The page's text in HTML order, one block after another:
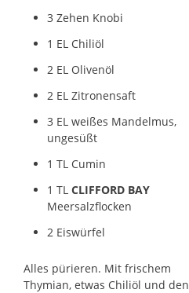
3 Zehen Knobi
1 EL Chiliöl
2 EL Olivenöl
2 EL Zitronensaft
3 EL weißes Mandelmus,
ungesüßt
1 TL Cumin
1 TL CLIFFORD BAY
Meersalzflocken
2 Eiswürfel
Alles pürieren. Mit frischem
Thymian, etwas Chiliöl und den